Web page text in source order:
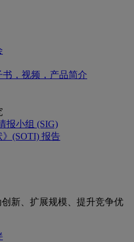
书，视频，产品简介
报小组 (SIG)
》(SOTI) 报告
新、扩展规模、提升竞争优